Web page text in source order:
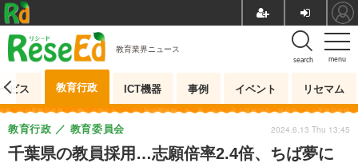
menu
search
教育業界ニュース
ビス 教育行政 ICT機器 事例 イベント リセマム
千葉県の教員採用…志願倍率2.4倍、ちば夢に
教育行政 教育委員会 2024.6.13 Thu 13:45